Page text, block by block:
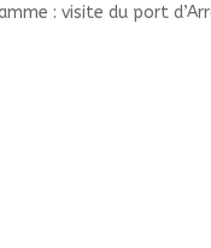
: visite du port